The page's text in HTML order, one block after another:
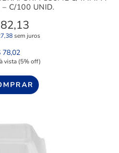
C/100 UNID.
82,13
sem juros
78,02
vista (5% off)